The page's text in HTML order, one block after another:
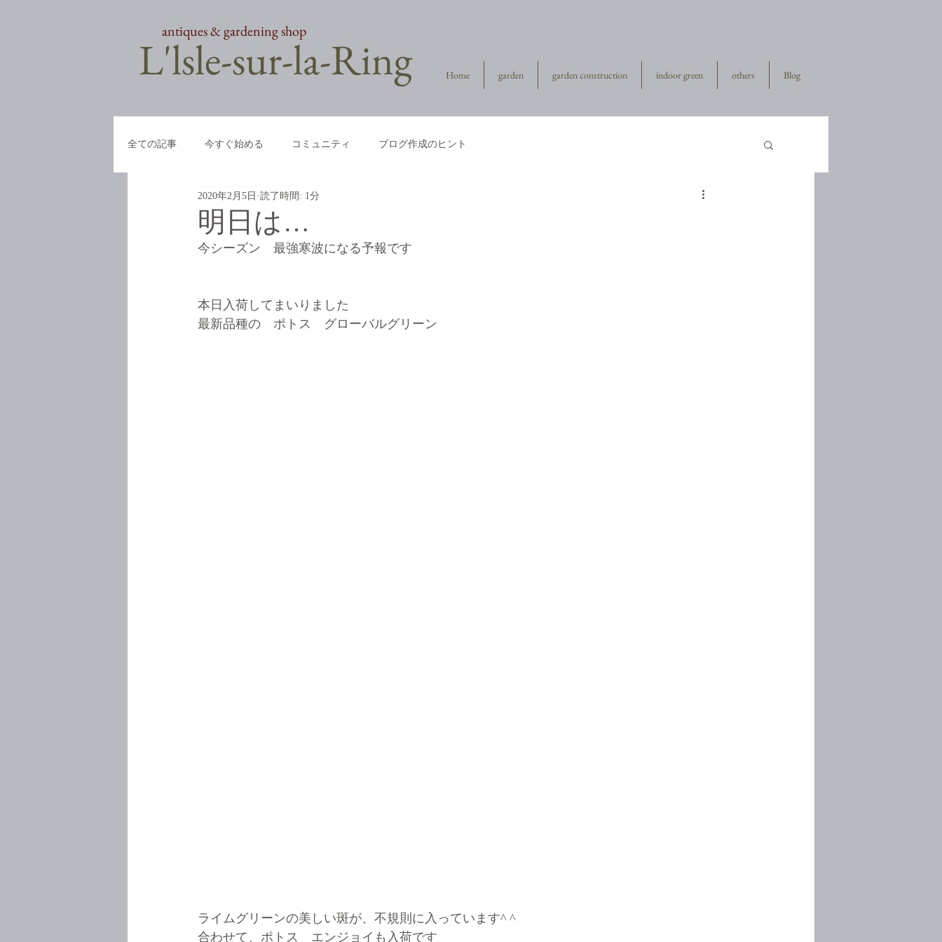
Home garden garden construction indoor green others Blog
​L'lsle-sur-la-Ring
antiques & gardening shop
全ての記事 今すぐ始める コミュニティ ブログ作成のヒント
明日は…
2020年2月5日 読了時間: 1分
今シーズン　最強寒波になる予報です
本日入荷してまいりました
最新品種の　ポトス　グローバルグリーン
ライムグリーンの美しい斑が、不規則に入っています^ ^
合わせて、ポトス　エンジョイも入荷です